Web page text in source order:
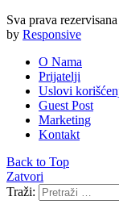
Sva prava
by Responsive
O Nama
Prijatelji
Uslovi
Guest Post
Marketing
Kontakt
Back to Top
Zatvori
Traži: